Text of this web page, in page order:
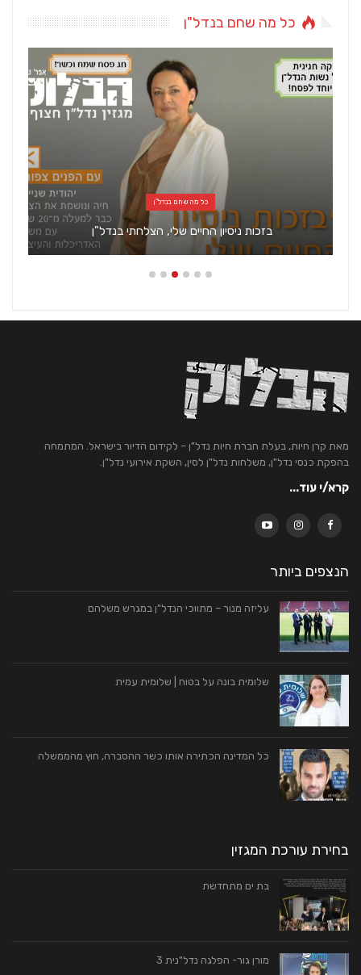
כל מה שחם בנדל"ן
כל מה שחם בנדל"ן
בזכות ניסיון החיים שלי, הצלחתי בנדל"ן
מאת קרן חיות, בעלת חברת חיות נדל"ן – לקידום הדיור בישראל. המתמחה
בהפקת כנסי נדל"ן, משלחות נדל"ן לסין, השקת אירועי נדל"ן.
קרא/י עוד...
הנצפים ביותר
עליזה מנור – מתווכי הנדל"ן במגרש משלהם
שלומית בונה על בטוח | שלומית עמית
כל המדינה הכתירה אותו כשר ההסברה, חוץ מהממשלה
בחירת עורכת המגזין
בת ים מתחדשת
מורן גור- הפלגה נדל"נית 3